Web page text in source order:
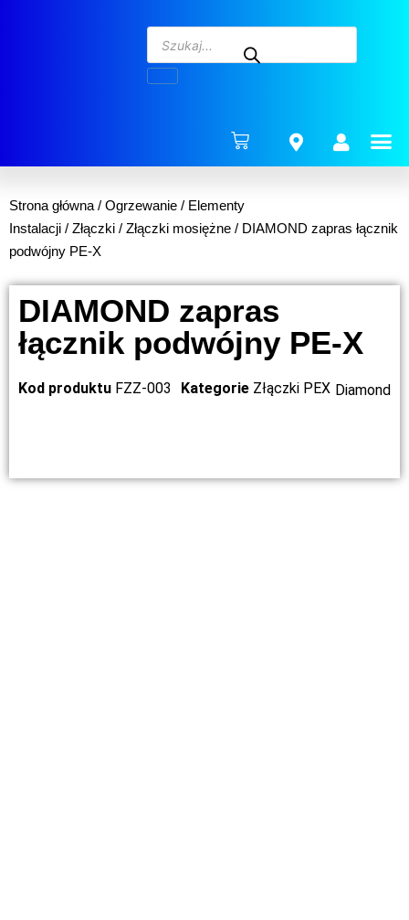
Strona główna / Ogrzewanie / Elementy
Instalacji / Złączki / Złączki mosiężne / DIAMOND zapras łącznik
podwójny PE-X
DIAMOND zapras
łącznik podwójny PE-X
Kod produktu FZZ-003 Kategorie Złączki PEX Diamond